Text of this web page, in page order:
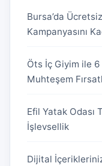
Bursa’da
Kampanyasını
Öts İç Giyim ile 6
Muhteşem
Efil Yatak Odası
İşlevsellik
Dijital